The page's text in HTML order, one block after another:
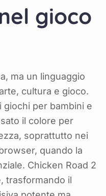
gioco
ma un linguaggio
cultura e gioco.
giochi per bambini e
il colore per
soprattutto nei
quando la
Chicken Road 2
trasformando il